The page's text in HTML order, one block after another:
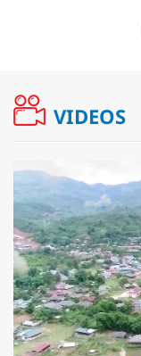
VIDEOS